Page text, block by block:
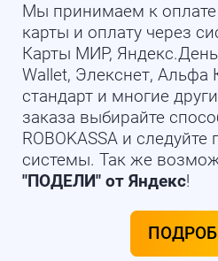
Мы принимаем к
карты и оплату через
Карты МИР,
Wallet, Элекснет, Альфа
стандарт и многие
заказа выбирайте
ROBOKASSA и следуйте
системы. Так же
"ПОДЕЛИ" от Яндекс!